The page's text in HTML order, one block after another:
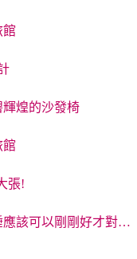
煌的沙發椅
張!
應該可以剛剛好才對…